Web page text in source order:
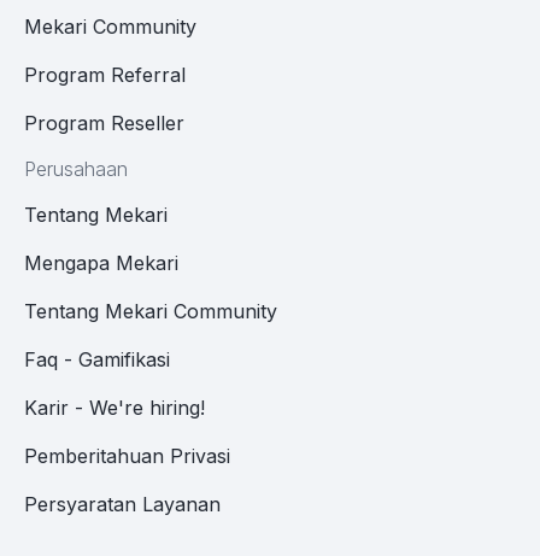
Mekari Community
Program Referral
Program Reseller
Perusahaan
Tentang Mekari
Mengapa Mekari
Tentang Mekari Community
Faq - Gamifikasi
Karir - We're hiring!
Pemberitahuan Privasi
Persyaratan Layanan